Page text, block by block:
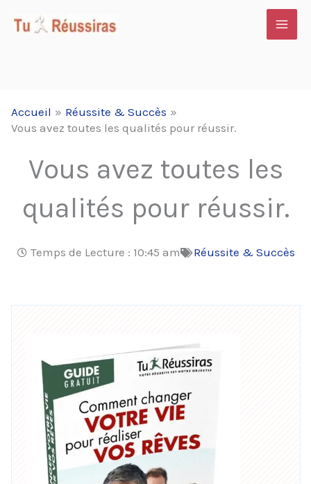
Accueil
Réussite & Succès
Vous avez toutes les qualités pour réussir.
Vous avez toutes les
qualités pour réussir.
Temps de Lecture : 10:45 am Réussite & Succès